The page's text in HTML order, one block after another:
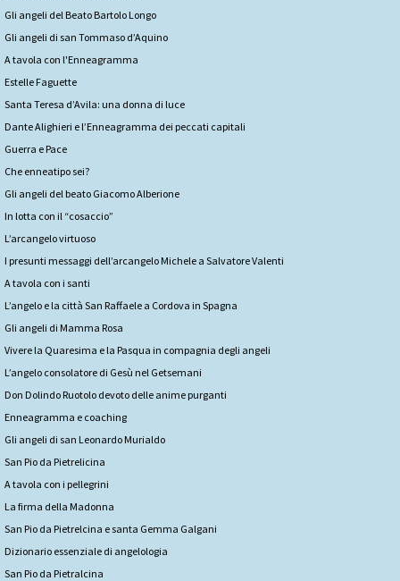
Gli angeli del Beato Bartolo Longo
Gli angeli di san Tommaso d’Aquino
A tavola con l'Enneagramma
Estelle Faguette
Santa Teresa d’Avila: una donna di luce
Dante Alighieri e l’Enneagramma dei peccati capitali
Guerra e Pace
Che enneatipo sei?
Gli angeli del beato Giacomo Alberione
In lotta con il “cosaccio”
L’arcangelo virtuoso
I presunti messaggi dell’arcangelo Michele a Salvatore Valenti
A tavola con i santi
L’angelo e la città San Raffaele a Cordova in Spagna
Gli angeli di Mamma Rosa
Vivere la Quaresima e la Pasqua in compagnia degli angeli
L’angelo consolatore di Gesù nel Getsemani
Don Dolindo Ruotolo devoto delle anime purganti
Enneagramma e coaching
Gli angeli di san Leonardo Murialdo
San Pio da Pietrelicina
A tavola con i pellegrini
La firma della Madonna
San Pio da Pietrelcina e santa Gemma Galgani
Dizionario essenziale di angelologia
San Pio da Pietralcina